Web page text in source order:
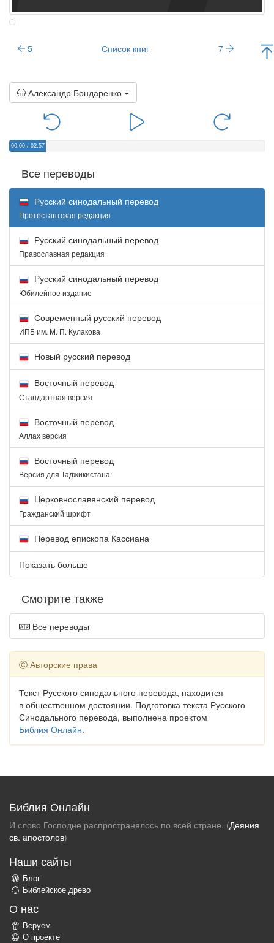
5 Список книг 7
Александр Бондаренко
00:00 / 02:57
Все переводы
Русский синодальный перевод
Протестантская редакция
Русский синодальный перевод
Православная редакция
Русский синодальный перевод
Юбилейное издание
Современный русский перевод
ИПБ им. М. П. Кулакова
Новый русский перевод
Восточный перевод
Стандартная версия
Восточный перевод
Аллах версия
Восточный перевод
Версия для Таджикистана
Церковнославянский перевод
Гражданский шрифт
Перевод епископа Кассиана
Показать больше
Смотрите также
Все переводы
Авторские права
Текст Русского синодального перевода, находится
в общественном достоянии. Подготовка текста Русского
Синодального перевода, выполнена проектом
Библия Онлайн.
Библия Онлайн
И слово Господне распространялось по всей стране. (Деяния
св. aпостолов)
Наши сайты
Блог
Библейское древо
О нас
Веруем
О проекте